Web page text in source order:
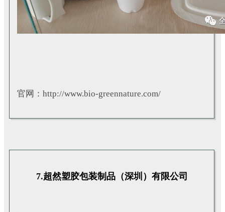
官网：http://www.bio-greennature.com/
7.超然塑胶包装制品（深圳）有限公司